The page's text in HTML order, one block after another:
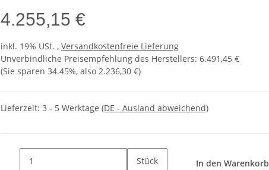
4.255,15 €
inkl. 19% USt. , Versandkostenfreie Lieferung
Unverbindliche Preisempfehlung des Herstellers: 6.491,45 €
(Sie sparen 34.45%, also 2.236,30 €)
Lieferzeit: 3 - 5 Werktage (DE - Ausland abweichend)
Stück In den Warenkorb